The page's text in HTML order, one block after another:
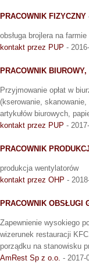
PRACOWNIK FIZYCZNY
obsługa brojlera na farmie
kontakt przez PUP -
PRACOWNIK
Przyjmowanie opłat w
(kserowanie,
artykułów biurowych,
kontakt przez PUP -
PRACOWNIK
produkcja wentylatorów
kontakt przez OHP -
PRACOWNIK OBSŁUGI
Zapewnienie wysokiego
wizerunek restauracji
porządku na stanowisku
AmRest Sp z o.o. - 2017-